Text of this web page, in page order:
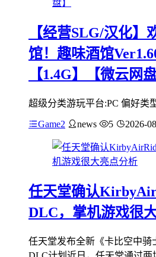
【经营SLG/汉化】
馆！趣味酒馆
【1.4G】【微云网盘
超级分类游玩平台:PC 偏好类
Game2 news 5 2026-
任天堂确认
DLC，掌机游戏很
任天堂发布全新《卡比空中骑